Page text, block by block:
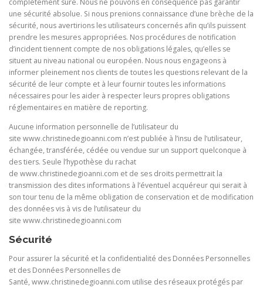
une sécurité absolue. Si nous prenions connaissance d’une brèche de la
sécurité, nous avertirions les utilisateurs concernés afin qu’ils puissent
prendre les mesures appropriées. Nos procédures de notification
d’incident tiennent compte de nos obligations légales, qu’elles se
situent au niveau national ou européen. Nous nous engageons à
informer pleinement nos clients de toutes les questions relevant de la
sécurité de leur compte et à leur fournir toutes les informations
nécessaires pour les aider à respecter leurs propres obligations
réglementaires en matière de reporting.
Aucune information personnelle de l’utilisateur du
site www.christinedegioanni.com n’est publiée à l’insu de l’utilisateur,
échangée, transférée, cédée ou vendue sur un support quelconque à
des tiers. Seule l’hypothèse du rachat
de www.christinedegioanni.com et de ses droits permettrait la
transmission des dites informations à l’éventuel acquéreur qui serait à
son tour tenu de la même obligation de conservation et de modification
des données vis à vis de l’utilisateur du
site www.christinedegioanni.com
Sécurité
Pour assurer la sécurité et la confidentialité des Données Personnelles
et des Données Personnelles de
Santé, www.christinedegioanni.com utilise des réseaux protégés par